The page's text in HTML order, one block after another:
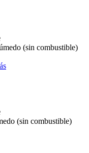
(sin combustible)
(sin combustible)